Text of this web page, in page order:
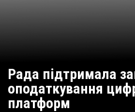
Рада підтримала
оподаткування
платформ